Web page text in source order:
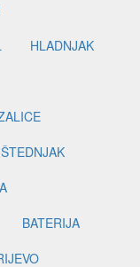
HLADNJAK
ŠTEDNJAK
BATERIJA